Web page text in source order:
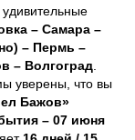
– Самара –
– Пермь –
– Волгоград
уверены, что вы
Бажов»
– 07 июня